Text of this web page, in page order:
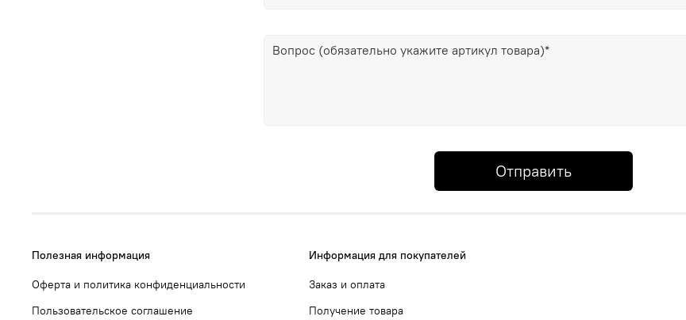
Отправить
Полезная информация
Оферта и политика конфиденциальности
Пользовательское соглашение
Информация для покупателей
Заказ и оплата
Получение товара